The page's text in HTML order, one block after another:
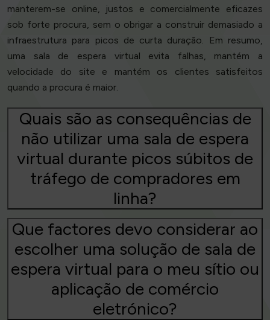
manterem-se online, justos e comercialmente eficazes
sob forte procura, sem o obrigar a construir demasiado a
infraestrutura para picos de curta duração. Em resumo,
uma sala de espera virtual evita falhas, mantém a
velocidade do site e mantém os clientes satisfeitos
quando a procura é maior.
Quais são as consequências de
não utilizar uma sala de espera
virtual durante picos súbitos de
tráfego de compradores em
linha?
Que factores devo considerar ao
escolher uma solução de sala de
espera virtual para o meu sítio ou
aplicação de comércio
eletrónico?